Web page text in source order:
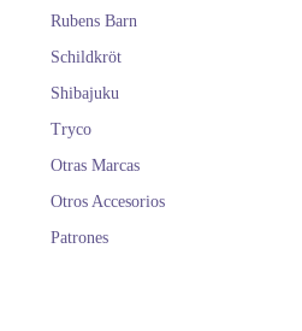
Rubens Barn
Schildkröt
Shibajuku
Tryco
Otras Marcas
Otros Accesorios
Patrones